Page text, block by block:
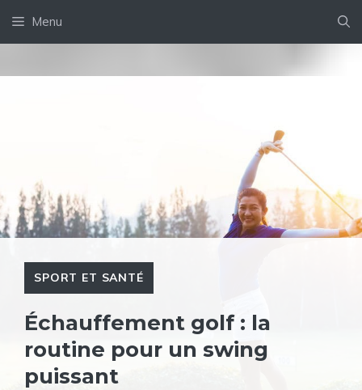
Menu
SPORT ET SANTÉ
Échauffement golf : la
routine pour un swing
puissant